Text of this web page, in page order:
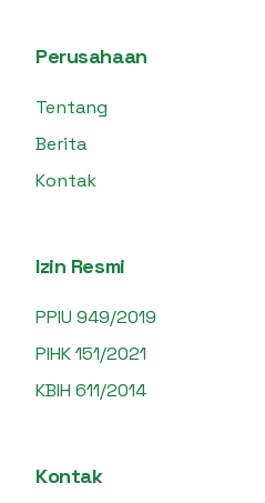
Perusahaan
Tentang
Berita
Kontak
Izin Resmi
PPIU 949/2019
PIHK 151/2021
KBIH 611/2014
Kontak